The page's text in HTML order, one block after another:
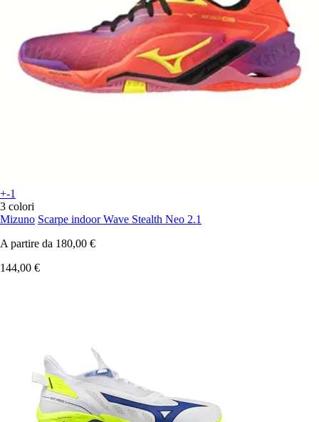
+-1
3 colori
Mizuno Scarpe indoor Wave Stealth Neo 2.1
A partire da 180,00 €
144,00 €